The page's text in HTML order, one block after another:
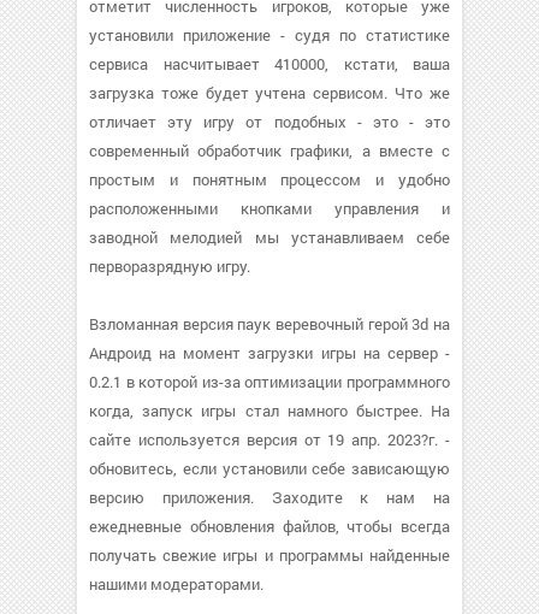
отметит численность игроков, которые уже
установили приложение - судя по статистике
сервиса насчитывает 410000, кстати, ваша
загрузка тоже будет учтена сервисом. Что же
отличает эту игру от подобных - это - это
современный обработчик графики, а вместе с
простым и понятным процессом и удобно
расположенными кнопками управления и
заводной мелодией мы устанавливаем себе
перворазрядную игру.
Взломанная версия паук веревочный герой 3d на
Андроид на момент загрузки игры на сервер -
0.2.1 в которой из-за оптимизации программного
когда, запуск игры стал намного быстрее. На
сайте используется версия от 19 апр. 2023?г. -
обновитесь, если установили себе зависающую
версию приложения. Заходите к нам на
ежедневные обновления файлов, чтобы всегда
получать свежие игры и программы найденные
нашими модераторами.